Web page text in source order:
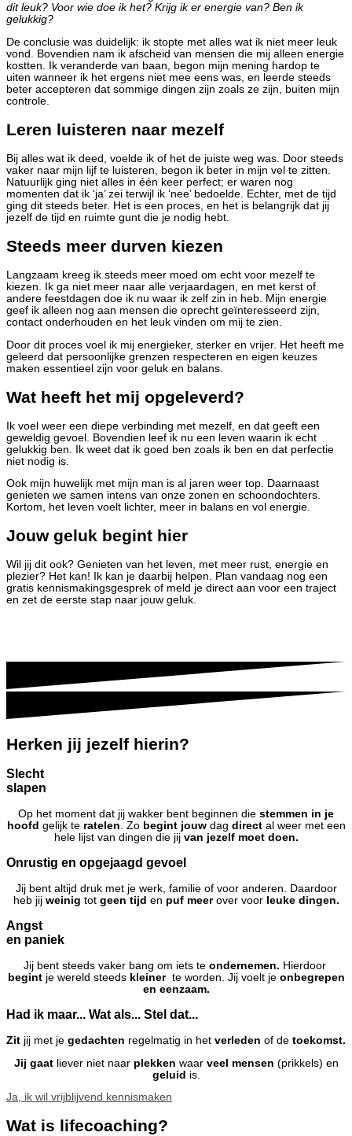
dit leuk? Voor wie doe ik het? Krijg ik er energie van? Ben ik
gelukkig?
De conclusie was duidelijk: ik stopte met alles wat ik niet meer leuk
vond. Bovendien nam ik afscheid van mensen die mij alleen energie
kostten. Ik veranderde van baan, begon mijn mening hardop te
uiten wanneer ik het ergens niet mee eens was, en leerde steeds
beter accepteren dat sommige dingen zijn zoals ze zijn, buiten mijn
controle.
Leren luisteren naar mezelf
Bij alles wat ik deed, voelde ik of het de juiste weg was. Door steeds
vaker naar mijn lijf te luisteren, begon ik beter in mijn vel te zitten.
Natuurlijk ging niet alles in één keer perfect; er waren nog
momenten dat ik ‘ja’ zei terwijl ik ‘nee’ bedoelde. Echter, met de tijd
ging dit steeds beter. Het is een proces, en het is belangrijk dat jij
jezelf de tijd en ruimte gunt die je nodig hebt.
Steeds meer durven kiezen
Langzaam kreeg ik steeds meer moed om echt voor mezelf te
kiezen. Ik ga niet meer naar alle verjaardagen, en met kerst of
andere feestdagen doe ik nu waar ik zelf zin in heb. Mijn energie
geef ik alleen nog aan mensen die oprecht geïnteresseerd zijn,
contact onderhouden en het leuk vinden om mij te zien.
Door dit proces voel ik mij energieker, sterker en vrijer. Het heeft me
geleerd dat persoonlijke grenzen respecteren en eigen keuzes
maken essentieel zijn voor geluk en balans.
Wat heeft het mij opgeleverd?
Ik voel weer een diepe verbinding met mezelf, en dat geeft een
geweldig gevoel. Bovendien leef ik nu een leven waarin ik echt
gelukkig ben. Ik weet dat ik goed ben zoals ik ben en dat perfectie
niet nodig is.
Ook mijn huwelijk met mijn man is al jaren weer top. Daarnaast
genieten we samen intens van onze zonen en schoondochters.
Kortom, het leven voelt lichter, meer in balans en vol energie.
Jouw geluk begint hier
Wil jij dit ook? Genieten van het leven, met meer rust, energie en
plezier? Het kan! Ik kan je daarbij helpen. Plan vandaag nog een
gratis kennismakingsgesprek of meld je direct aan voor een traject
en zet de eerste stap naar jouw geluk.
Herken jij jezelf hierin?
Slecht
slapen
Op het moment dat jij wakker bent beginnen die stemmen in je
hoofd gelijk te ratelen. Zo begint jouwdag directal weer met een
hele lijst van dingen die jij van jezelf moet doen.
Onrustig en opgejaagd gevoel
Jij bent altijd druk met je werk, familie of voor anderen. Daardoor
heb jij weinig tot geen tijd en puf meer over voor leuke dingen.
Angst
en paniek
Jij bent steeds vaker bang om iets te ondernemen. Hierdoor
begintje wereld steeds kleiner te worden. Jij voelt je onbegrepen
en eenzaam.
Had ik maar... Wat als... Stel dat...
Zit jij met je gedachten regelmatig in het verleden of de toekomst.
Jij gaat liever niet naar plekken waar veel mensen (prikkels) en
geluid is.
Ja, ik wil vrijblijvend kennismaken
Wat is lifecoaching?